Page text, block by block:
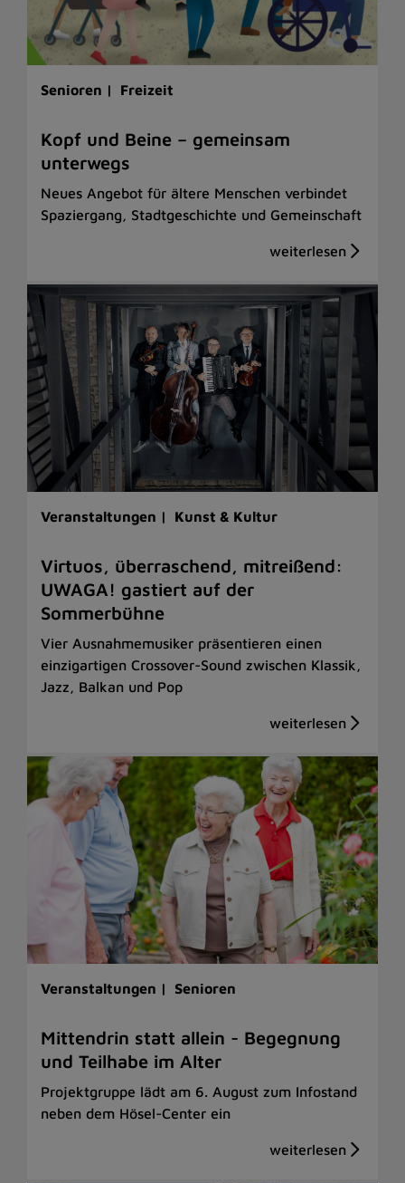
Senioren | Freizeit
Kopf und Beine – gemeinsam
unterwegs
Neues Angebot für ältere Menschen verbindet
Spaziergang, Stadtgeschichte und Gemeinschaft
Veranstaltungen | Kunst & Kultur
Virtuos, überraschend, mitreißend:
UWAGA! gastiert auf der
Sommerbühne
Vier Ausnahmemusiker präsentieren einen
einzigartigen Crossover-Sound zwischen Klassik,
Jazz, Balkan und Pop
Veranstaltungen | Senioren
Mittendrin statt allein - Begegnung
und Teilhabe im Alter
Projektgruppe lädt am 6. August zum Infostand
neben dem Hösel-Center ein